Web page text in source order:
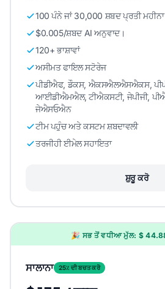
100 ਪੰਨੇ ਜਾਂ 30,000 ਸ਼ਬਦ ਪ੍ਰਤੀ ਮਹੀਨਾ
$0.005/ਸ਼ਬਦ AI ਅਨੁਵਾਦ।
120+ ਭਾਸ਼ਾਵਾਂ
ਅਸੀਮਤ ਫਾਇਲ ਸਟੋਰੇਜ
ਪੀਡੀਐਫ, ਡੌਕਸ, ਐਕਸਐਲਐਸਐਕਸ,
ਆਈਡੀਐਮਐਲ, ਟੀਐਕਸਟੀ, ਜੇਪੀਜੀ,
ਜੇਐਸਓਐਨ
ਟੀਮ ਪਹੁੰਚ ਅਤੇ ਕਸਟਮ ਸ਼ਬਦਾਵਲੀ
ਤਰਜੀਹੀ ਈਮੇਲ ਸਹਾਇਤਾ
ਸ਼ੁਰੂ ਕਰੋ
🎉 ਸਭ ਤੋਂ ਵਧੀਆ ਮੁੱਲ: $
ਸਾਲਾਨਾ 25٪ ਦੀ ਬਚਤ ਕਰੋ